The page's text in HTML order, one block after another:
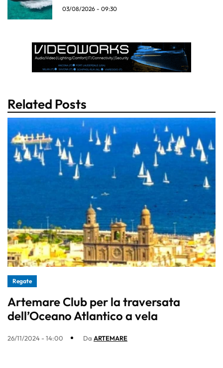
03/08/2026 - 09:30
Related Posts
Regate
Artemare Club per la traversata
dell’Oceano Atlantico a vela
26/11/2024 - 14:00 Da ARTEMARE